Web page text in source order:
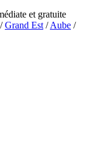
et gratuite
/Grand Est /Aube /